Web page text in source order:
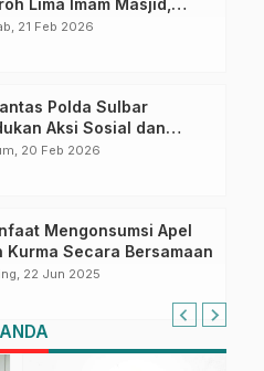
Lima Imam Masjid,
Pemprov Melayani
21 Feb 2026
Polda Sulbar
Aksi Sosial dan
Keselamatan dalam
20 Feb 2026
Mengonsumsi Apel
Kurma Secara Bersamaan
22 Jun 2025